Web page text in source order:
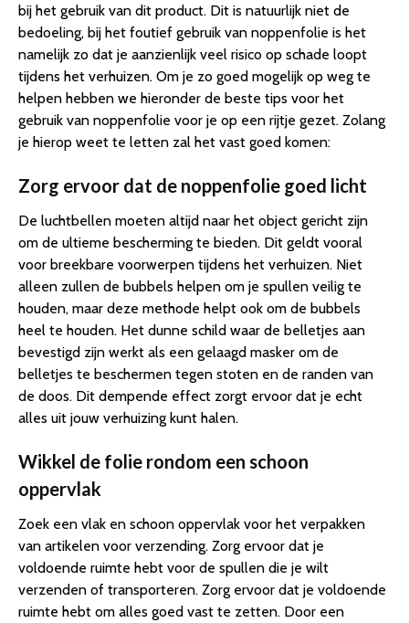
bij het gebruik van dit product. Dit is natuurlijk niet de
bedoeling, bij het foutief gebruik van noppenfolie is het
namelijk zo dat je aanzienlijk veel risico op schade loopt
tijdens het verhuizen. Om je zo goed mogelijk op weg te
helpen hebben we hieronder de beste tips voor het
gebruik van noppenfolie voor je op een rijtje gezet. Zolang
je hierop weet te letten zal het vast goed komen:
Zorg ervoor dat de noppenfolie goed licht
De luchtbellen moeten altijd naar het object gericht zijn
om de ultieme bescherming te bieden. Dit geldt vooral
voor breekbare voorwerpen tijdens het verhuizen. Niet
alleen zullen de bubbels helpen om je spullen veilig te
houden, maar deze methode helpt ook om de bubbels
heel te houden. Het dunne schild waar de belletjes aan
bevestigd zijn werkt als een gelaagd masker om de
belletjes te beschermen tegen stoten en de randen van
de doos. Dit dempende effect zorgt ervoor dat je echt
alles uit jouw verhuizing kunt halen.
Wikkel de folie rondom een schoon
oppervlak
Zoek een vlak en schoon oppervlak voor het verpakken
van artikelen voor verzending. Zorg ervoor dat je
voldoende ruimte hebt voor de spullen die je wilt
verzenden of transporteren. Zorg ervoor dat je voldoende
ruimte hebt om alles goed vast te zetten. Door een